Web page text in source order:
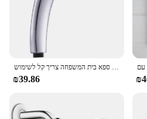
קצף רב תכליתיים מתכווננת לחץ גבוה מקלחת ראש מים חיסכון ספא בית המשפחה צריך קל לשימוש
₪39.86